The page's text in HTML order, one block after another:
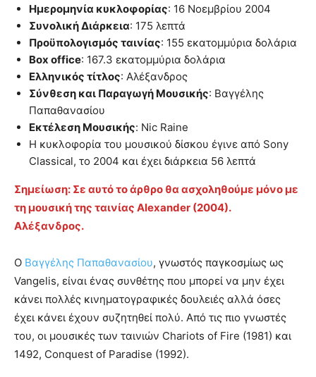
Ημερομηνία κυκλοφορίας: 16 Νοεμβρίου 2004
Συνολική Διάρκεια: 175 λεπτά
Προϋπολογισμός ταινίας: 155 εκατομμύρια δολάρια
Box office: 167.3 εκατομμύρια δολάρια
Ελληνικός τίτλος: Αλέξανδρος
Σύνθεση και Παραγωγή Μουσικής: Βαγγέλης
Παπαθανασίου
Εκτέλεση Μουσικής: Nic Raine
Η κυκλοφορία του μουσικού δίσκου έγινε από Sony
Classical, το 2004 και έχει διάρκεια 56 λεπτά
Σημείωση: Σε αυτό το άρθρο θα ασχοληθούμε μόνο με
τη μουσική της ταινίας Alexander (2004).
Αλέξανδρος.
Ο Βαγγέλης Παπαθανασίου, γνωστός παγκοσμίως ως
Vangelis, είναι ένας συνθέτης που μπορεί να μην έχει
κάνει πολλές κινηματογραφικές δουλειές αλλά όσες
έχει κάνει έχουν συζητηθεί πολύ. Από τις πιο γνωστές
του, οι μουσικές των ταινιών Chariots of Fire (1981) και
1492, Conquest of Paradise (1992).